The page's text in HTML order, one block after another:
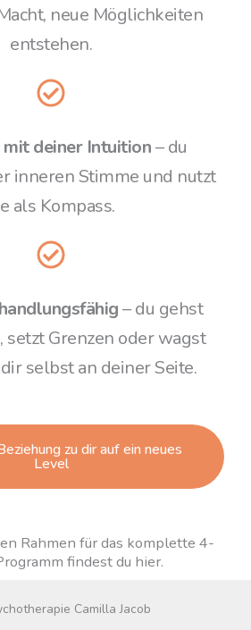
neue Möglichkeiten
entstehen.
deiner Intuition– du
inneren Stimme und nutzt
als Kompass.
– du gehst
setzt Grenzen oder wagst
selbst an deiner Seite.
zu dir auf ein neues
Level
Rahmen für das komplette 4-
findest du hier.
Camilla Jacob